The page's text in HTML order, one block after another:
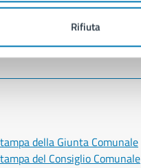
Rifiuta
della Giunta Comunale
del Consiglio Comunale